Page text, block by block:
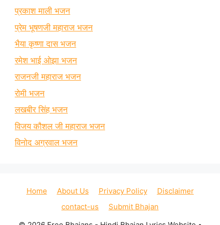
प्रकाश माली भजन
प्रेम भूषणजी महाराज भजन
भैया कृष्णा दास भजन
रमेश भाई ओझा भजन
राजनजी महाराज भजन
रोमी भजन
लखबीर सिंह भजन
विजय कौशल जी महाराज भजन
विनोद अग्रवाल भजन
Home About Us Privacy Policy
Disclaimer
contact-us
Submit Bhajan